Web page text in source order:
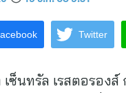
Twitter
ซ็นทรัล เรสตอรอง